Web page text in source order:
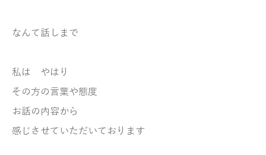
なんて話しまで
私は やはり
その方の言葉や態度
お話の内容から
感じさせていただいております